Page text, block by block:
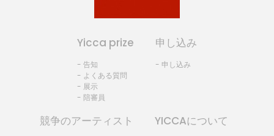
Yicca prize
- 告知
- よくある質問
- 展示
- 陪審員
申し込み
- 申し込み
競争のアーティスト YICCAについて